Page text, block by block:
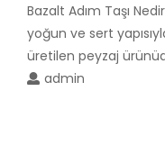
Bazalt Adım Taşı
yoğun ve sert
üretilen peyzaj
admin